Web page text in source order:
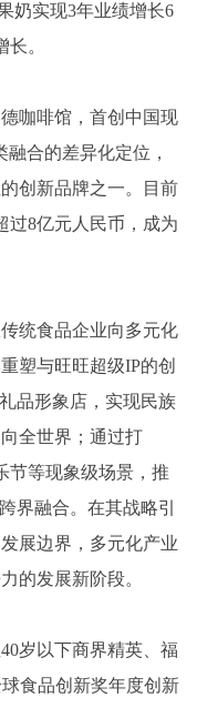
奶实现3年业绩增长6
。
咖啡馆，首创中国现
合的差异化定位，
创新品牌之一。目前
过8亿元人民币，成为
统食品企业向多元化
塑与旺旺超级IP的创
品形象店，实现民族
全世界；通过打
节等现象级场景，推
界融合。在其战略引
展边界，多元化产业
的发展新阶段。
岁以下商界精英、福
食品创新奖年度创新